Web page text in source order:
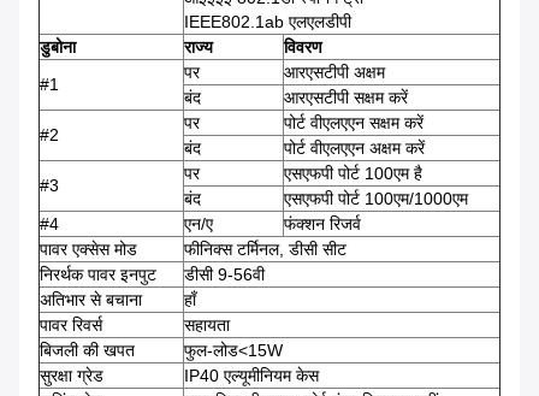
IEEE802.1ab एलएलडीपी
डुबोना
राज्य
विवरण
#1
पर
आरएसटीपी अक्षम
बंद
आरएसटीपी सक्षम करें
#2
पर
पोर्ट वीएलएएन सक्षम करें
बंद
पोर्ट वीएलएएन अक्षम करें
#3
पर
एसएफपी पोर्ट 100एम है
बंद
एसएफपी पोर्ट 100एम/1000एम
#4
एन/ए
फंक्शन रिजर्व
पावर एक्सेस मोड
फीनिक्स टर्मिनल, डीसी सीट
निरर्थक पावर इनपुट
डीसी 9-56वी
अतिभार से बचाना
हाँ
पावर रिवर्स
सहायता
बिजली की खपत
फुल-लोड<15W
सुरक्षा ग्रेड
IP40 एल्यूमीनियम केस